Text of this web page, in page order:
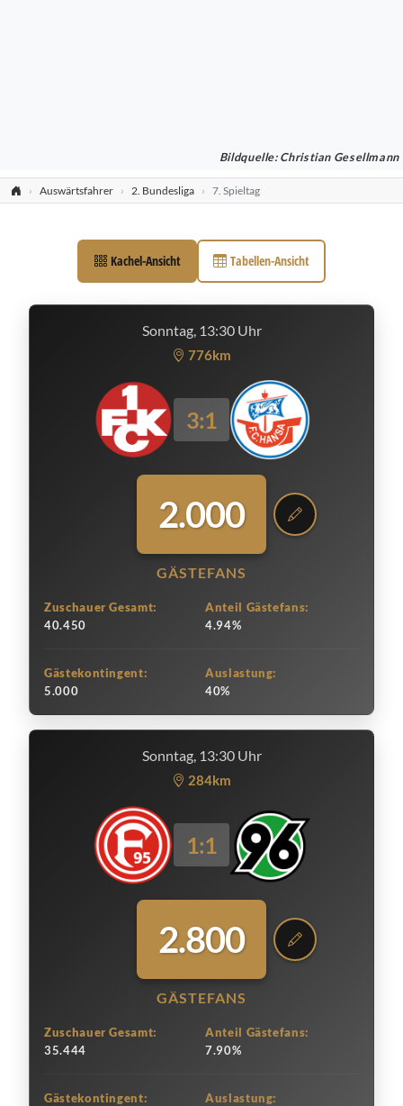
Bildquelle: Christian Gesellmann
Auswärtsfahrer 2. Bundesliga 7. Spieltag
Kachel-Ansicht Tabellen-Ansicht
Sonntag, 13:30 Uhr
776km
3:1
2.000
GÄSTEFANS
Zuschauer Gesamt:
40.450
Anteil Gästefans:
4.94%
Gästekontingent:
5.000
Auslastung:
40%
Sonntag, 13:30 Uhr
284km
1:1
2.800
GÄSTEFANS
Zuschauer Gesamt:
35.444
Anteil Gästefans:
7.90%
Gästekontingent:
Auslastung: